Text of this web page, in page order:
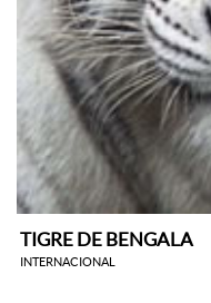
TIGRE DE BENGALA
INTERNACIONAL